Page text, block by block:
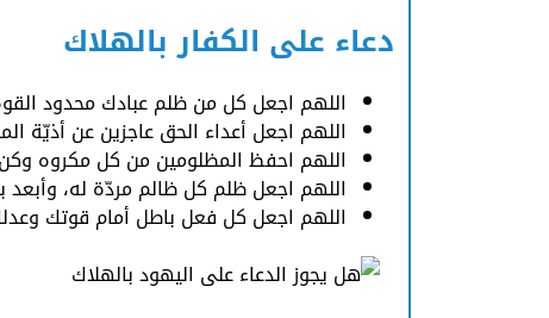
دعاء على الكفار بالهلاك
اللهم اجعل كل من ظلم عبادك محدود
اللهم اجعل أعداء الحق عاجزين عن أذيّة
اللهم احفظ المظلومين من كل مكروه
اللهم اجعل ظلم كل ظالم مردّة له،
اللهم اجعل كل فعل باطل أمام قوتك